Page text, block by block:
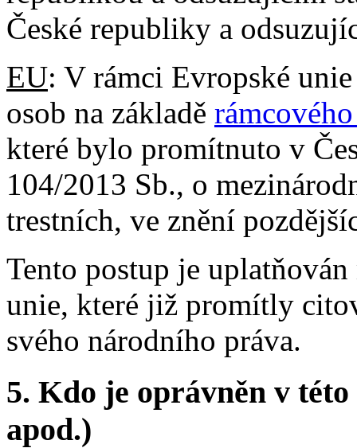
České republiky a
EU: V rámci Evropské
osob na základě
které bylo promítnuto v
104/2013 Sb., o
trestních, ve znění
Tento postup je
unie, které již promítly
svého národního práva.
5. Kdo je oprávněn v
apod.)